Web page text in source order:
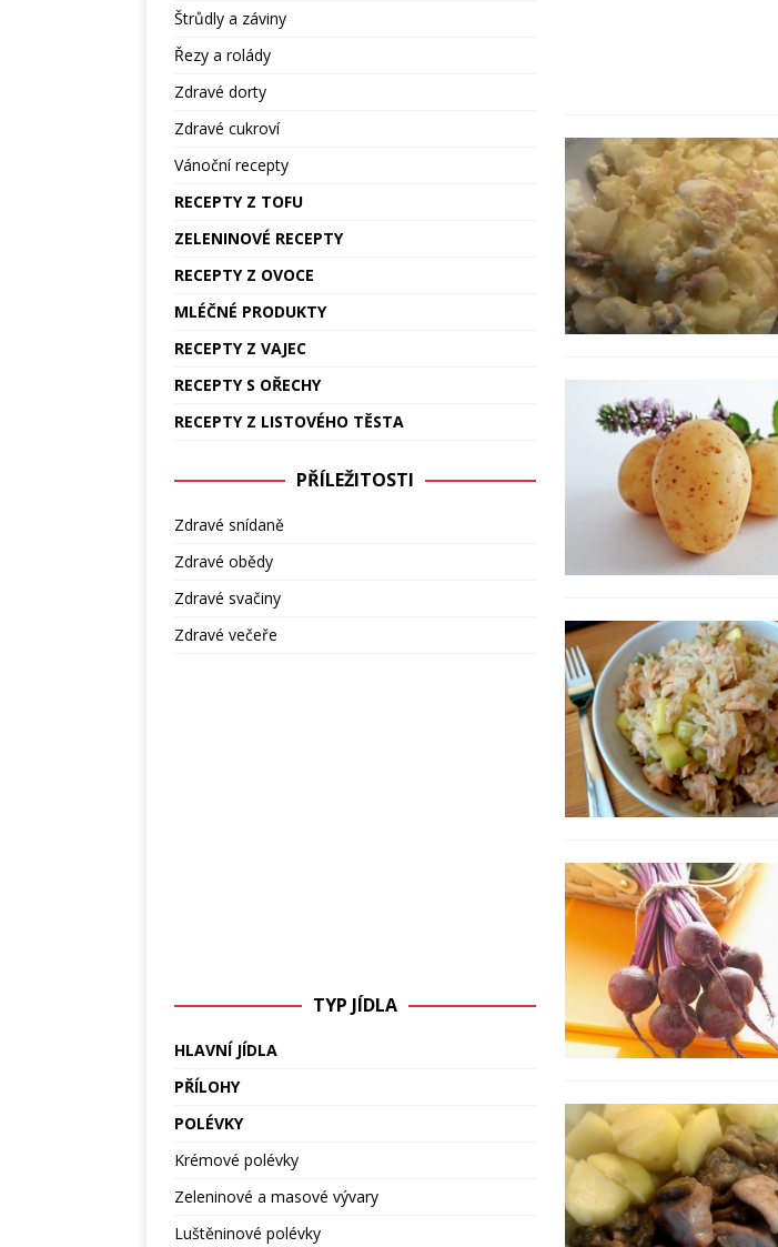
Štrůdly a záviny
Řezy a rolády
Zdravé dorty
Zdravé cukroví
Vánoční recepty
RECEPTY Z TOFU
ZELENINOVÉ RECEPTY
RECEPTY Z OVOCE
MLÉČNÉ PRODUKTY
RECEPTY Z VAJEC
RECEPTY S OŘECHY
RECEPTY Z LISTOVÉHO TĚSTA
PŘÍLEŽITOSTI
Zdravé snídaně
Zdravé obědy
Zdravé svačiny
Zdravé večeře
TYP JÍDLA
HLAVNÍ JÍDLA
PŘÍLOHY
POLÉVKY
Krémové polévky
Zeleninové a masové vývary
Luštěninové polévky